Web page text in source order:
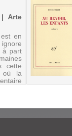
Arte
en
à part
cette
où la